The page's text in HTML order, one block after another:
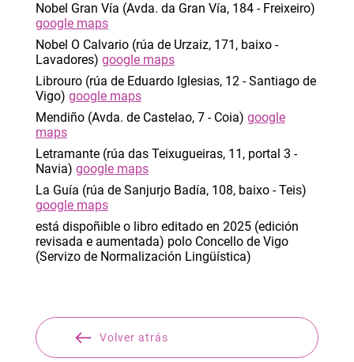
Nobel Gran Vía (Avda. da Gran Vía, 184 - Freixeiro)
google maps
Nobel O Calvario (rúa de Urzaiz, 171, baixo -
Lavadores) google maps
Librouro (rúa de Eduardo Iglesias, 12 - Santiago de
Vigo) google maps
Mendiño (Avda. de Castelao, 7 - Coia) google
maps
Letramante (rúa das Teixugueiras, 11, portal 3 -
Navia) google maps
La Guía (rúa de Sanjurjo Badía, 108, baixo - Teis)
google maps
está dispoñible o libro editado en 2025 (edición
revisada e aumentada) polo Concello de Vigo
(Servizo de Normalización Lingüística)
Volver atrás